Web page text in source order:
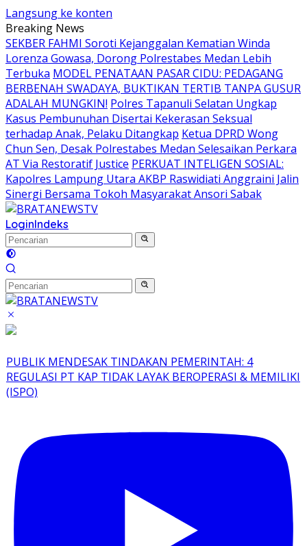
Langsung ke konten
Breaking News
SEKBER FAHMI Soroti Kejanggalan Kematian Winda
Lorenza Gowasa, Dorong Polrestabes Medan Lebih
Terbuka MODEL PENATAAN PASAR CIDU: PEDAGANG
BERBENAH SWADAYA, BUKTIKAN TERTIB TANPA GUSUR
ADALAH MUNGKIN! Polres Tapanuli Selatan Ungkap
Kasus Pembunuhan Disertai Kekerasan Seksual
terhadap Anak, Pelaku Ditangkap Ketua DPRD Wong
Chun Sen, Desak Polrestabes Medan Selesaikan Perkara
AT Via Restoratif Justice PERKUAT INTELIGEN SOSIAL:
Kapolres Lampung Utara AKBP Raswidiati Anggraini Jalin
Sinergi Bersama Tokoh Masyarakat Ansori Sabak
LoginIndeks
PUBLIK MENDESAK TINDAKAN PEMERINTAH: 4
REGULASI PT KAP TIDAK LAYAK BEROPERASI & MEMILIKI
(ISPO)